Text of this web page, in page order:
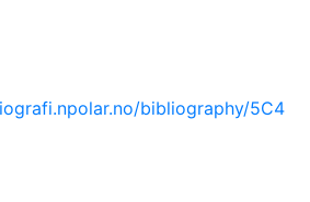
bibliography/5C4